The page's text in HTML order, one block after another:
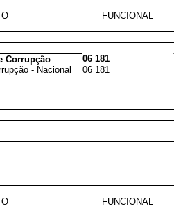
FUNCIONAL
Corrupção 06 181
- Nacional 06 181
FUNCIONAL